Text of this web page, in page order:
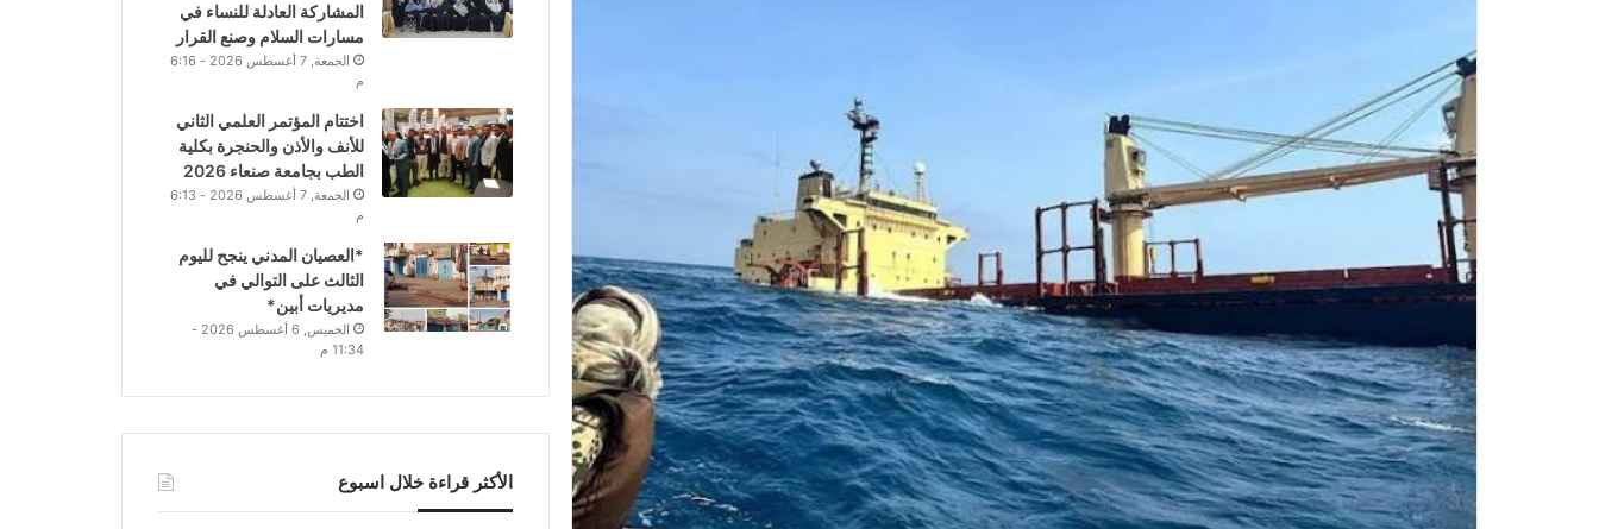
المشاركة العادلة للنساء في
مسارات السلام وصنع القرار
الجمعة, 7 أغسطس 2026 - 6:16
م
اختتام المؤتمر العلمي الثاني
للأنف والأذن والحنجرة بكلية
الطب بجامعة صنعاء 2026
الجمعة, 7 أغسطس 2026 - 6:13
م
*العصيان المدني ينجح لليوم
الثالث على التوالي في
مديريات أبين*
الخميس, 6 أغسطس 2026 -
11:34 م
الأكثر قراءة خلال اسبوع